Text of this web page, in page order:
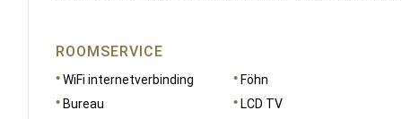
ROOMSERVICE
WiFi internetverbinding
Bureau
Föhn
LCD TV